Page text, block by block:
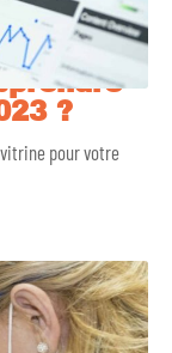
?
pour votre